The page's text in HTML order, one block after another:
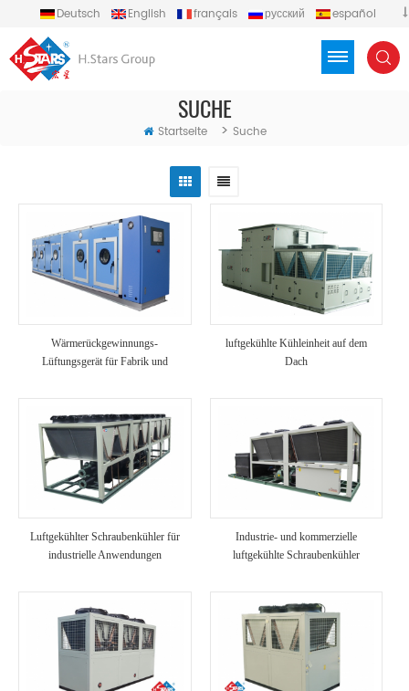
Deutsch English français русский
español
SUCHE
Startseite > Suche
Wärmerückgewinnungs-
Lüftungsgerät für Fabrik und
luftgekühlte Kühleinheit auf dem
Dach
Luftgekühlter Schraubenkühler für
industrielle Anwendungen
Industrie- und kommerzielle
luftgekühlte Schraubenkühler